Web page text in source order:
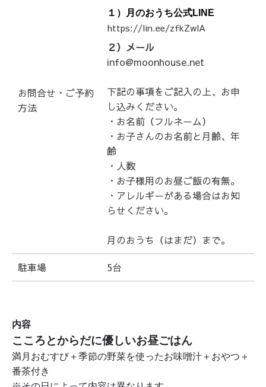
お問合せ・ご予約
方法
１）月のおうち公式LINE
https://lin.ee/zfkZwlA
２）メール
info@moonhouse.net
下記の事項をご記入の上、お申
し込みください。
・お名前（フルネーム）
・ お子さんのお名前と月齢、年
齢
・人数
・お子様用のお昼ご飯の有無。
・アレルギーがある場合はお知
らせください。
月のおうち（はまだ）まで。
駐車場 5台
内容
こころとからだに優しいお昼ごはん
満月おむすび＋季節の野菜を使ったお味噌汁＋おやつ＋
番茶付き